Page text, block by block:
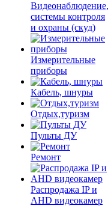
Видеонаблюдение,
системы контроля
и охраны (скуд)
Измерительные
приборы
Кабель, шнуры
Отдых,туризм
Пульты ДУ
Ремонт
Распродажа IP и
AHD видеокамер